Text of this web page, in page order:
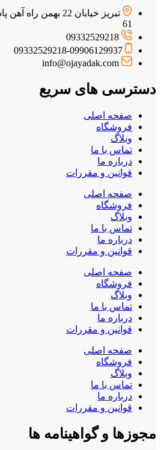
تبریز خیابان 22
61
09332529218
09332529218-09906129937
info@ojayadak.com
دسترسی های سریع
صفحه اصلی
فروشگاه
وبلاگ
تماس با ما
درباره ما
قوانین و مقررات
صفحه اصلی
فروشگاه
وبلاگ
تماس با ما
درباره ما
قوانین و مقررات
صفحه اصلی
فروشگاه
وبلاگ
تماس با ما
درباره ما
قوانین و مقررات
صفحه اصلی
فروشگاه
وبلاگ
تماس با ما
درباره ما
قوانین و مقررات
مجوزها و گواهینامه ها